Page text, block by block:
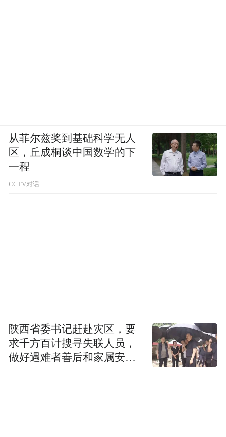
从菲尔兹奖到基础科学无人
区，丘成桐谈中国数学的下
一程
CCTV对话
陕西省委书记赶赴灾区，要
求千方百计搜寻失联人员，
做好遇难者善后和家属安抚